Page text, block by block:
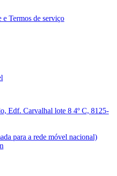
Termos de serviço
Edf. Carvalhal lote 8 4º C, 8125-
para a rede móvel nacional)